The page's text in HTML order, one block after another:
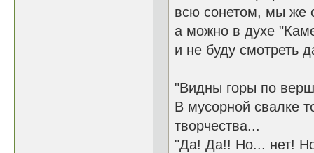
всю сонетом, мы же
а можно в духе
и не буду смотреть
"Видны горы по
В мусорной свалке
творчества...
"Да! Да!! Но... нет!